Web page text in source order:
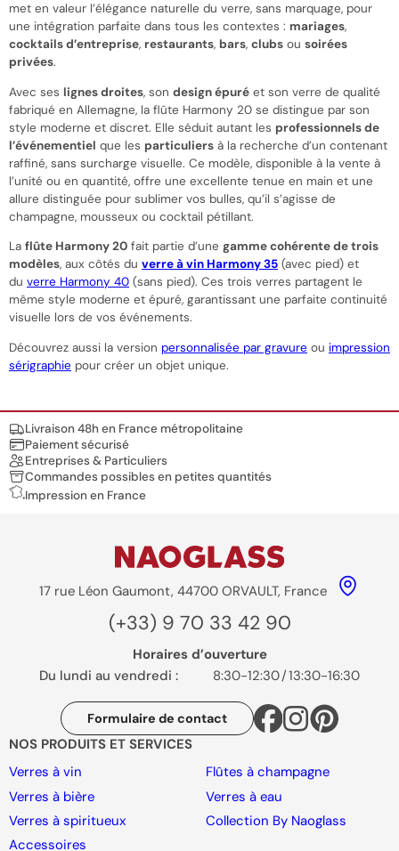
met en valeur l’élégance naturelle du verre, sans marquage, pour
une intégration parfaite dans tous les contextes : mariages,
cocktails d’entreprise, restaurants, bars, clubs ou soirées
privées.
Avec ses lignes droites, son design épuré et son verre de qualité
fabriqué en Allemagne, la flûte Harmony 20 se distingue par son
style moderne et discret. Elle séduit autant les professionnels de
l’événementiel que les particuliers à la recherche d’un contenant
raffiné, sans surcharge visuelle. Ce modèle, disponible à la vente à
l’unité ou en quantité, offre une excellente tenue en main et une
allure distinguée pour sublimer vos bulles, qu’il s’agisse de
champagne, mousseux ou cocktail pétillant.
La flûte Harmony 20 fait partie d’une gamme cohérente de trois
modèles, aux côtés du verre à vin Harmony 35 (avec pied) et
du verre Harmony 40 (sans pied). Ces trois verres partagent le
même style moderne et épuré, garantissant une parfaite continuité
visuelle lors de vos événements.
Découvrez aussi la version personnalisée par gravure ou impression
sérigraphie pour créer un objet unique.
Nos engagements
Livraison 48h en France métropolitaine
Paiement sécurisé
Entreprises & Particuliers
Commandes possibles en petites quantités
Impression en France
17 rue Léon Gaumont, 44700 ORVAULT, France
(+33) 9 70 33 42 90
Horaires d’ouverture
Du lundi au vendredi :
8:30-12:30/13:30-16:30
Formulaire de contact
NOS PRODUITS ET SERVICES
Verres à vin
Flûtes à champagne
Verres à bière
Verres à eau
Verres à spiritueux
Collection By Naoglass
Accessoires